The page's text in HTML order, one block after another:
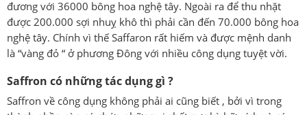
đương với 36000 bông hoa nghệ tây. Ngoài ra để thu nhặt
được 200.000 sợi nhuỵ khô thì phải cần đến 70.000 bông hoa
nghệ tây. Chính vì thế Saffaron rất hiếm và được mệnh danh
là “vàng đỏ “ ở phương Đông với nhiều công dụng tuyệt vời.
Saffron có những tác dụng gì ?
Saffron về công dụng không phải ai cũng biết , bởi vì trong